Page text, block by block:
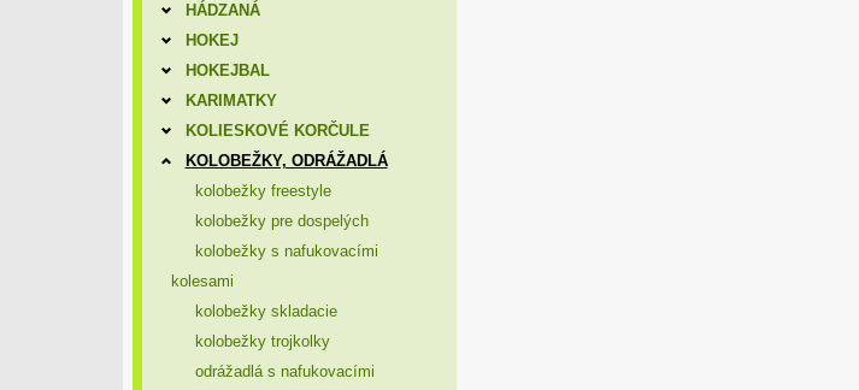
HÁDZANÁ
HOKEJ
HOKEJBAL
KARIMATKY
KOLIESKOVÉ KORČULE
KOLOBEŽKY, ODRÁŽADLÁ
kolobežky freestyle
kolobežky pre dospelých
kolobežky s nafukovacími
kolesami
kolobežky skladacie
kolobežky trojkolky
odrážadlá s nafukovacími